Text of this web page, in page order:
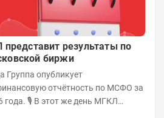
представит результаты по
биржи
Группа опубликует
отчётность по МСФО за
день МГКЛ